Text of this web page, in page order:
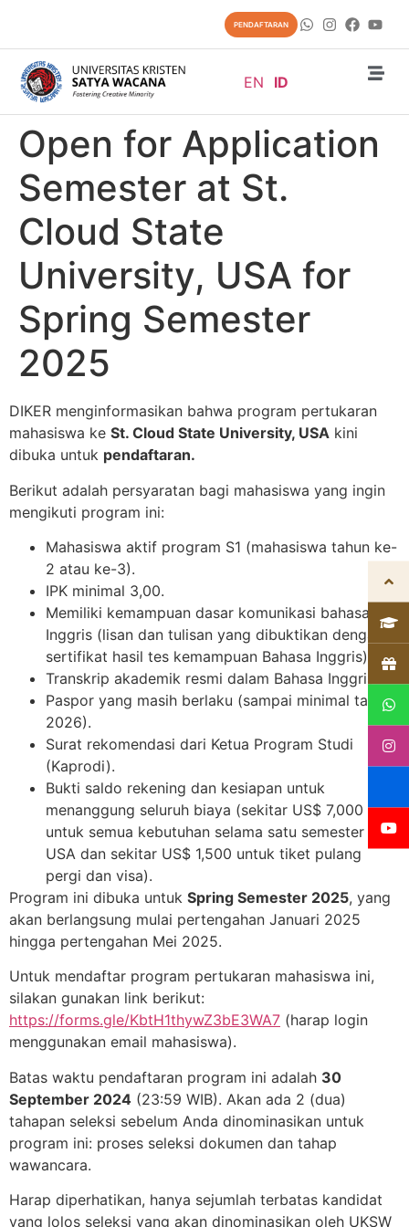
PENDAFTARAN
EN ID
Open for Application
Semester at St.
Cloud State
University, USA for
Spring Semester
2025
DIKER menginformasikan bahwa program pertukaran
mahasiswa ke St. Cloud State University, USA kini
dibuka untuk pendaftaran.
Berikut adalah persyaratan bagi mahasiswa yang ingin
mengikuti program ini:
Mahasiswa aktif program S1 (mahasiswa tahun ke-
2 atau ke-3).
IPK minimal 3,00.
Memiliki kemampuan dasar komunikasi bahasa
Inggris (lisan dan tulisan yang dibuktikan dengan
sertifikat hasil tes kemampuan Bahasa Inggris).
Transkrip akademik resmi dalam Bahasa Inggris.
Paspor yang masih berlaku (sampai minimal tahun
2026).
Surat rekomendasi dari Ketua Program Studi
(Kaprodi).
Bukti saldo rekening dan kesiapan untuk
menanggung seluruh biaya (sekitar US$ 7,000
untuk semua kebutuhan selama satu semester di
USA dan sekitar US$ 1,500 untuk tiket pulang
pergi dan visa).
Program ini dibuka untuk Spring Semester 2025, yang
akan berlangsung mulai pertengahan Januari 2025
hingga pertengahan Mei 2025.
Untuk mendaftar program pertukaran mahasiswa ini,
silakan gunakan link berikut:
https://forms.gle/KbtH1thywZ3bE3WA7 (harap login
menggunakan email mahasiswa).
Batas waktu pendaftaran program ini adalah 30
September 2024 (23:59 WIB). Akan ada 2 (dua)
tahapan seleksi sebelum Anda dinominasikan untuk
program ini: proses seleksi dokumen dan tahap
wawancara.
Harap diperhatikan, hanya sejumlah terbatas kandidat
yang lolos seleksi yang akan dinominasikan oleh UKSW